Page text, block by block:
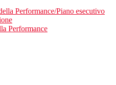
Performance/Piano esecutivo
Performance